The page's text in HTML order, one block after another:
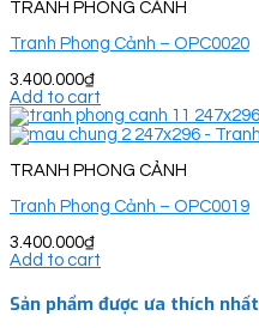
TRANH PHONG CẢNH
Tranh Phong Cảnh – OPC0020
3.400.000₫
Add to cart
TRANH PHONG CẢNH
Tranh Phong Cảnh – OPC0019
3.400.000₫
Add to cart
Sản phẩm được ưa thích nhất